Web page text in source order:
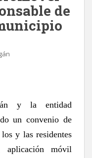
de
y la entidad
un convenio de
y las residentes
móvil